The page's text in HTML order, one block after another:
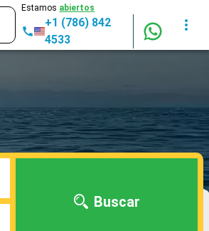
Estamos abiertos
+1 (786) 842
4533
Buscar